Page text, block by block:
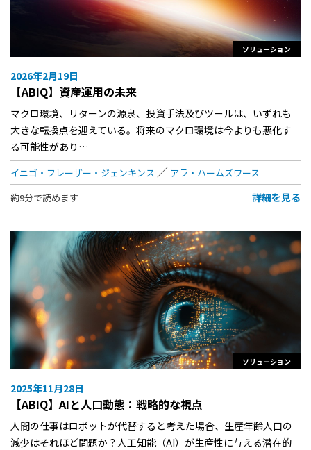
ソリューション
2026年2月19日
【ABIQ】資産運用の未来
マクロ環境、リターンの源泉、投資手法及びツールは、いずれも
大きな転換点を迎えている。将来のマクロ環境は今よりも悪化す
る可能性があり…
イニゴ・フレーザー・ジェンキンス
アラ・ハームズワース
約9分で読めます
詳細を見る
ソリューション
2025年11月28日
【ABIQ】AIと人口動態：戦略的な視点
人間の仕事はロボットが代替すると考えた場合、生産年齢人口の
減少はそれほど問題か？人工知能（AI）が生産性に与える潜在的